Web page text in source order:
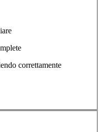
correttamente